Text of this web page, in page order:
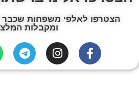
הצטרפו לאלפי משפחות שכבר
ומקבלות